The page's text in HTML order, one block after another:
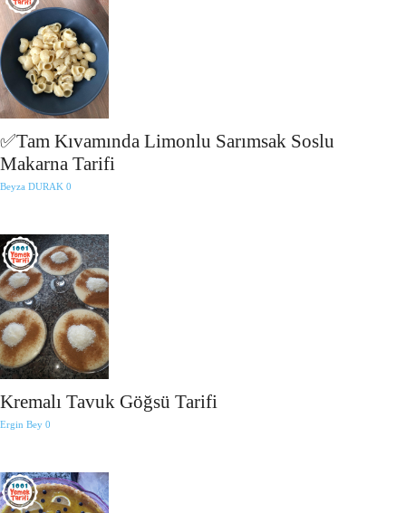
✅Tam Kıvamında Limonlu Sarımsak Soslu
Makarna Tarifi
Beyza DURAK 0
Kremalı Tavuk Göğsü Tarifi
Ergin Bey 0